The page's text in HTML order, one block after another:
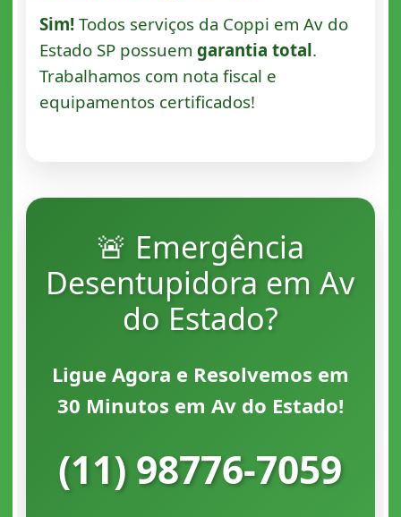
Sim!Todos serviços da Coppi em Av do
Estado SP possuem garantia total.
Trabalhamos com nota fiscal e
equipamentos certificados!
🚨 Emergência
Desentupidora em Av
do Estado?
Ligue Agora e Resolvemos em
30 Minutos em Av do Estado!
(11) 98776-7059